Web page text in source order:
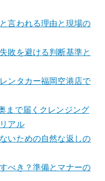
言われる理由と現場の
敗を避ける判断基準と
ンタカー福岡空港店で
まで届くクレンジング
アル
いための自然な返しの
べき？準備とマナーの